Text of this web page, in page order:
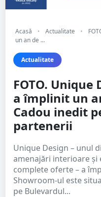
Acasă • Actualitate •
un an de ...
Actualitate
FOTO. Unique
a împlinit un
Cadou inedit
partenerii
Unique Design – unul
amenajări interioare și
complete oferte – a
Showroom-ul este
pe Bulevardul...